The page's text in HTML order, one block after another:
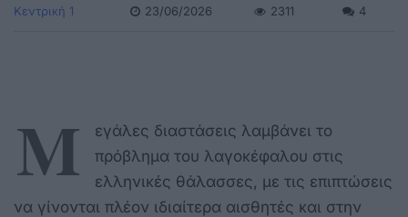
Κεντρική 1 23/06/2026 2311 4
Μ
εγάλες διαστάσεις λαμβάνει το
πρόβλημα του λαγοκέφαλου στις
ελληνικές θάλασσες, με τις επιπτώσεις
να γίνονται πλέον ιδιαίτερα αισθητές και στην